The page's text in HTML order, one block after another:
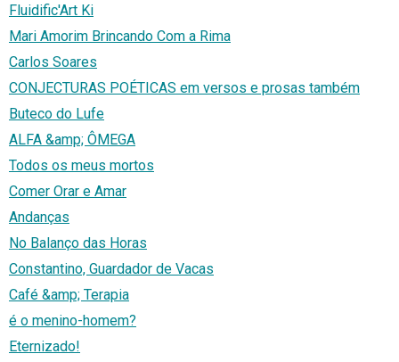
Fluidific'Art Ki
Mari Amorim Brincando Com a Rima
Carlos Soares
CONJECTURAS POÉTICAS em versos e prosas também
Buteco do Lufe
ALFA &amp; ÔMEGA
Todos os meus mortos
Comer Orar e Amar
Andanças
No Balanço das Horas
Constantino, Guardador de Vacas
Café &amp; Terapia
é o menino-homem?
Eternizado!